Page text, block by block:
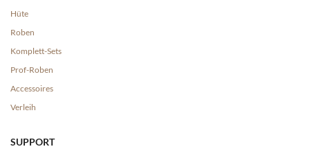
Hüte
Roben
Komplett-Sets
Prof-Roben
Accessoires
Verleih
SUPPORT